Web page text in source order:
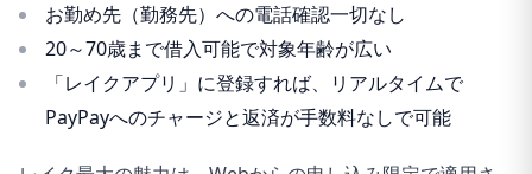
お勤め先（勤務先）への電話確認一切なし
20～70歳まで借入可能で対象年齢が広い
「レイクアプリ」に登録すれば、リアルタイムで
PayPayへのチャージと返済が手数料なしで可能